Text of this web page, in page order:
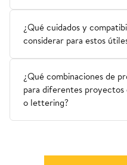
¿Qué cuidados y
considerar para estos
¿Qué combinaciones de
para diferentes
o lettering?